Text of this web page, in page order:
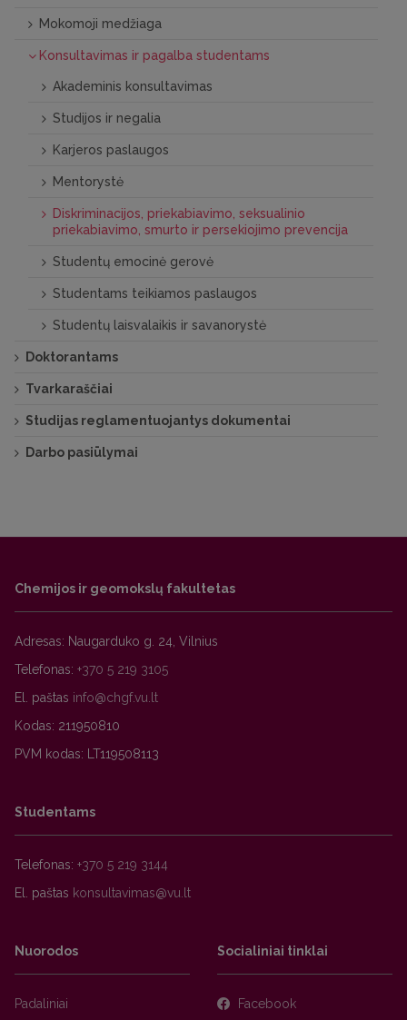
Mokomoji medžiaga
Konsultavimas ir pagalba studentams
Akademinis konsultavimas
Studijos ir negalia
Karjeros paslaugos
Mentorystė
Diskriminacijos, priekabiavimo, seksualinio
priekabiavimo, smurto ir persekiojimo prevencija
Studentų emocinė gerovė
Studentams teikiamos paslaugos
Studentų laisvalaikis ir savanorystė
Doktorantams
Tvarkaraščiai
Studijas reglamentuojantys dokumentai
Darbo pasiūlymai
Chemijos ir geomokslų fakultetas
Adresas: Naugarduko g. 24, Vilnius
Telefonas: +370 5 219 3105
El. paštas
Kodas: 211950810
PVM kodas: LT119508113
Studentams
Telefonas: +370 5 219 3144
El. paštas
Nuorodos
Padaliniai
Socialiniai tinklai
Facebook